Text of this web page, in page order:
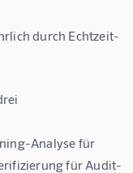
durch Echtzeit-
Analyse für
für Audit-